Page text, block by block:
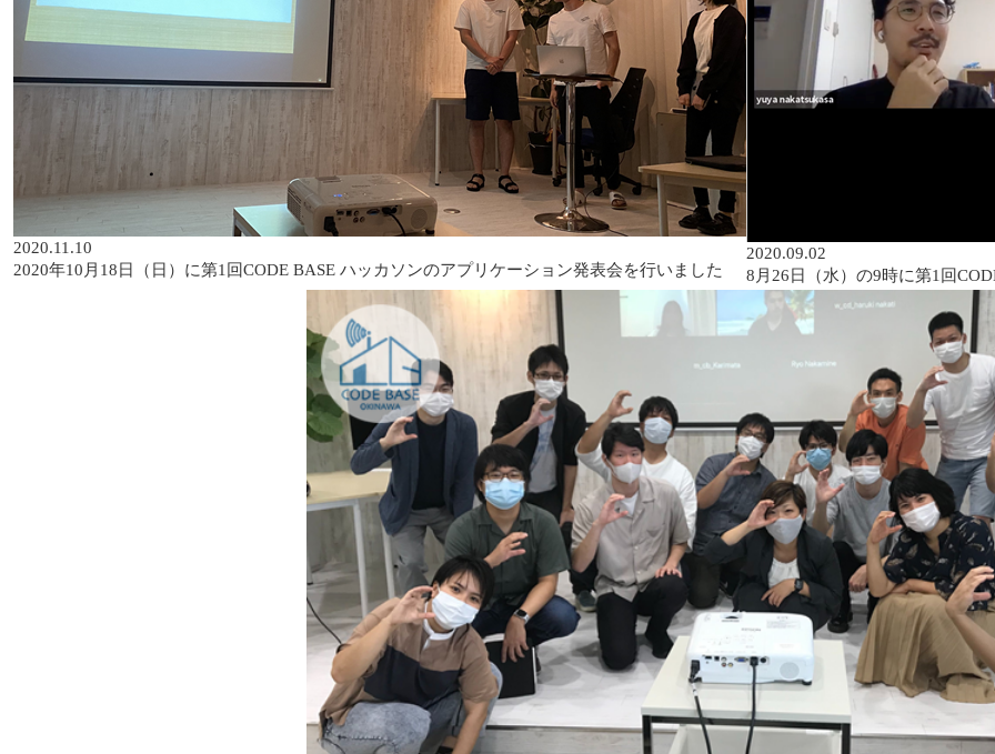
2020.11.10
2020年10月18日（日）に第1回CODE BASE ハッカソンのアプリケーション発表会を行いました
2020.09.02
8月26日（水）の9時に第1回